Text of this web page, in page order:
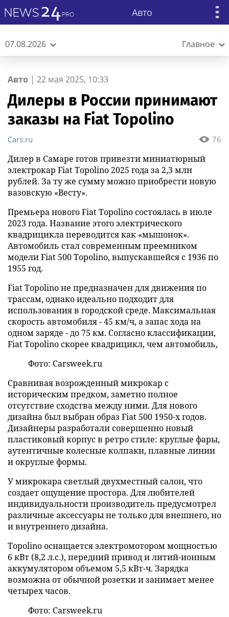
Авто
07.08.2026 Главное
Авто | 22 мая 2025, 10:33
Дилеры в России принимают
заказы на Fiat Topolino
76
Cars.ru
Дилер в Самаре готов привезти миниатюрный
электрокар Fiat Topolino 2025 года за 2,3 млн
рублей. За ту же сумму можно приобрести новую
вазовскую «Весту».
Премьера нового Fiat Topolino состоялась в июле
2023 года. Название этого электрического
квадрицикла переводится как «мышонок».
Автомобиль стал современным преемником
модели Fiat 500 Topolino, выпускавшейся с 1936 по
1955 год.
Fiat Topolino не предназначен для движения по
трассам, однако идеально подходит для
использования в городской среде. Максимальная
скорость автомобиля - 45 км/ч, а запас хода на
одном заряде - до 75 км. Согласно классификации,
Fiat Topolino скорее квадрицикл, чем автомобиль,
Фото: Carsweek.ru
Сравнивая возрожденный микрокар с
историческим предком, заметно полное
отсутствие сходства между ними. Для нового
дизайна был выбран образ Fiat 500 1950-х годов.
Дизайнеры разработали совершенно новый
пластиковый корпус в ретро стиле: круглые фары,
аутентичные колесные колпаки, плавные линии
и округлые формы.
У микрокара светлый двухместный салон, что
создает ощущение простора. Для любителей
индивидуальности производитель предусмотрел
различные аксессуары не только для внешнего, но
и внутреннего дизайна.
Topolino оснащается электромотором мощностью
6 кВт (8,2 л.с.), передний привод и литий-ионным
аккумулятором объемом 5,5 кВт-ч. Зарядка
возможна от обычной розетки и занимает менее
четырех часов.
Фото: Carsweek.ru